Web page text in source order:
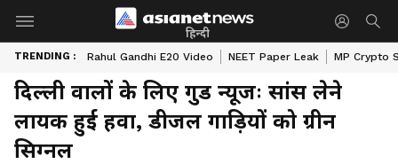
हिन्दी
TRENDING : Rahul Gandhi E20 Video NEET Paper Leak MP Crypto
दिल्ली वालों के लिए गुड न्यूजः सांस लेने
लायक हुई हवा, डीजल गाड़ियों को ग्रीन
सिग्नल